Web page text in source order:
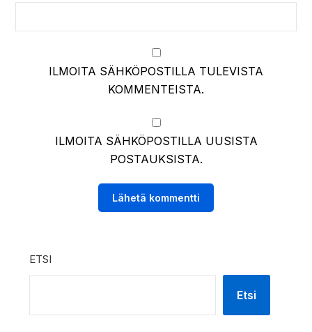
ILMOITA SÄHKÖPOSTILLA TULEVISTA
KOMMENTEISTA.
ILMOITA SÄHKÖPOSTILLA UUSISTA
POSTAUKSISTA.
ETSI
Etsi